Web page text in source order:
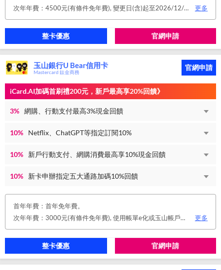
次年年費：4500元(有條件免年費), 變更日(含)起至2026/12/31止，符合原卡別之免年費消費條件 或 使用台新信用卡數位帳單(包含電子/行動帳單)且生效，即享免年費優惠。
更多
整卡優惠 官網申請
玉山銀行U Bear信用卡
Mastercard 鈦金商務
官網申請
iCard.AI加碼首刷禮200元，新戶最高享20%回饋》
3% 網購、行動支付最高3%現金回饋
10% Netflix、ChatGPT等指定訂閱10%
10% 新戶行動支付、網購消費最高享10%現金回饋
10% 新卡申辦指定五大通路加碼10%回饋
首年年費：首年免年費。
次年年費：3000元(有條件免年費), 使用帳單e化或玉山帳戶自動扣繳信用卡款或任消費一筆享免年費優惠。
更多
整卡優惠 官網申請